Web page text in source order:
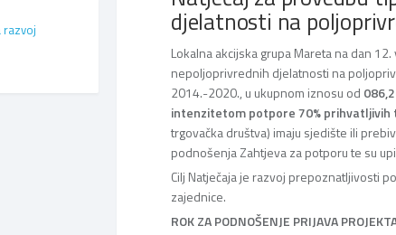
djelatnosti na
Lokalna akcijska grupa Mareta na dan
nepoljoprivrednih djelatnosti na
2014.-2020., u ukupnom iznosu od
intenzitetom potpore 70% prihvatljivih
trgovačka društva) imaju sjedište ili
podnošenja Zahtjeva za potporu te su
Cilj Natječaja je razvoj prepoznatljivosti
zajednice.
ROK ZA PODNOŠENJE PRIJAVA